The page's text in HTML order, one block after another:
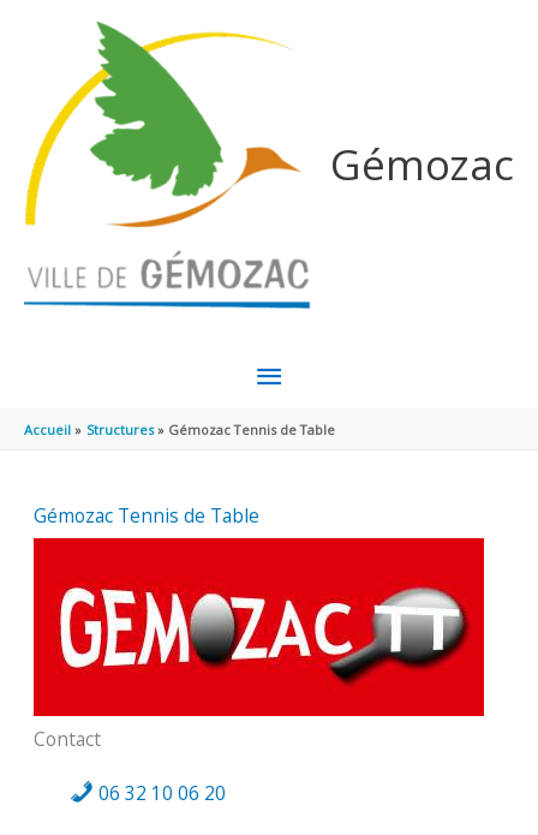
Gémozac
MENU
PRINCIPAL
Accueil Structures Gémozac Tennis de Table
Gémozac Tennis de Table
Contact
06 32 10 06 20